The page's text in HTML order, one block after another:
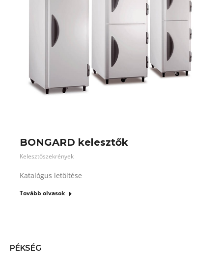
BONGARD kelesztők
Kelesztőszekrények
Katalógus letöltése
Tovább olvasok
PÉKSÉG